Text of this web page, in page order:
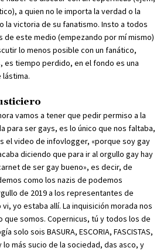
a quien no le importa la verdad o la
la victoria de su fanatismo. Insto a todos
de este medio (empezando por mí mismo)
lo menos posible con un fanático,
es tiempo perdido, en el fondo es una
lástima.
vamos a tener que pedir permiso a la
para ser gays, es lo único que nos faltaba,
el video de infovlogger, «porque soy gay
diciendo que para ir al orgullo gay hay
de ser gay bueno», es decir, de
como los nazis de podemos
de 2019 a los representantes de
yo estaba allí. La inquisición morada nos
que somos. Copernicus, tú y todos los de
solo sois BASURA, ESCORIA, FASCISTAS,
lo más sucio de la sociedad, das asco, y